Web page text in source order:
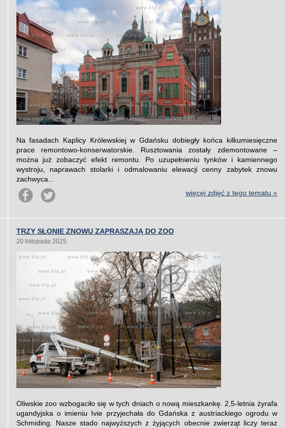
Na fasadach Kaplicy Królewskiej w Gdańsku dobiegły końca kilkumiesięczne
prace remontowo-konserwatorskie. Rusztowania zostały zdemontowane –
można już zobaczyć efekt remontu. Po uzupełnieniu tynków i kamiennego
wystroju, naprawach stolarki i odmalowaniu elewacji cenny zabytek znowu
zachwyca...
więcej zdjęć z tego tematu »
TRZY SŁONIE ZNOWU ZAPRASZAJĄ DO ZOO
20 listopada 2025
Oliwskie zoo wzbogaciło się w tych dniach o nową mieszkankę. 2,5-letnia żyrafa
ugandyjska o imieniu Ivie przyjechała do Gdańska z austriackiego ogrodu w
Schmiding. Nasze stado najwyższych z żyjących obecnie zwierząt liczy teraz